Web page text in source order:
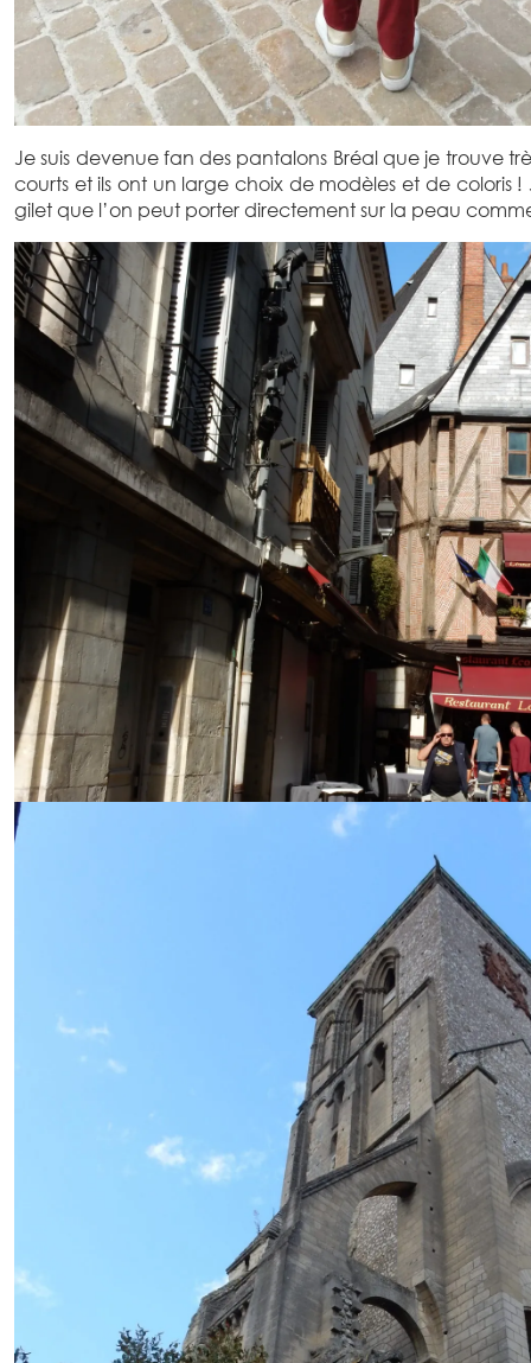
Je suis devenue fan des pantalons Bréal que je trouve
courts et ils ont un large choix de modèles et de coloris !
gilet que l’on peut porter directement sur la peau